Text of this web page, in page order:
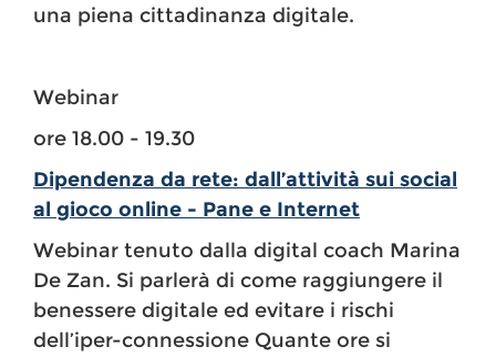
una piena cittadinanza digitale.
Webinar
ore 18.00 - 19.30
Dipendenza da rete: dall’attività sui social
al gioco online - Pane e Internet
Webinar tenuto dalla digital coach Marina
De Zan. Si parlerà di come raggiungere il
benessere digitale ed evitare i rischi
dell’iper-connessione Quante ore si